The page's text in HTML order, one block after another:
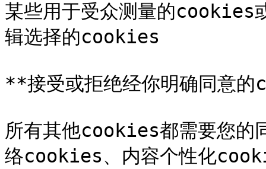
某些用于受众测量的cookies
辑选择的cookies
**接受或拒绝经你明确同意
所有其他cookies都需要您的
络cookies、内容个性化